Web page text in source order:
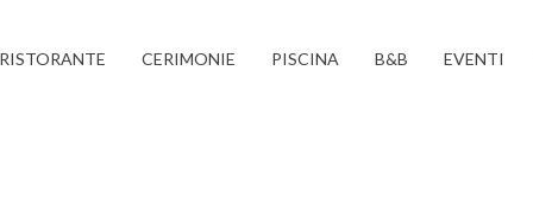
RISTORANTE CERIMONIE PISCINA B&B EVENTI